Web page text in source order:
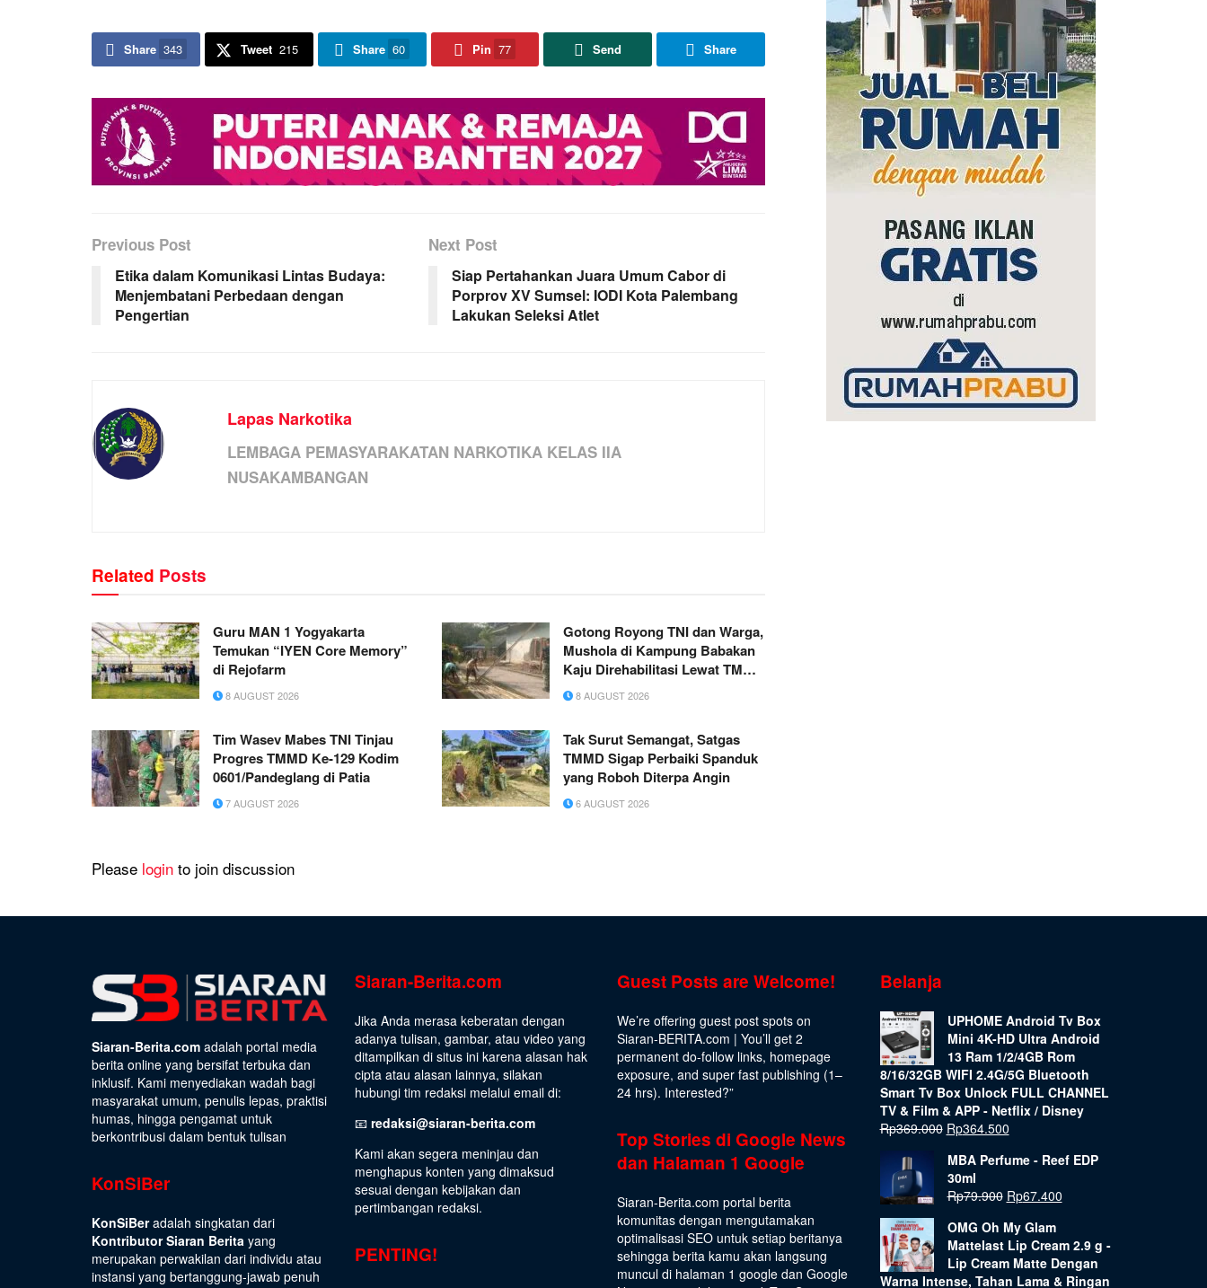
Share 343 Tweet 215 Share 60 Pin 77 Send Share
Previous Post
Etika dalam Komunikasi Lintas Budaya:
Menjembatani Perbedaan dengan
Pengertian
Next Post
Siap Pertahankan Juara Umum Cabor di
Porprov XV Sumsel: IODI Kota Palembang
Lakukan Seleksi Atlet
Lapas Narkotika
LEMBAGA PEMASYARAKATAN NARKOTIKA KELAS IIA
NUSAKAMBANGAN
Related Posts
Guru MAN 1 Yogyakarta
Temukan “IYEN Core Memory”
di Rejofarm
8 AUGUST 2026
Gotong Royong TNI dan Warga,
Mushola di Kampung Babakan
Kaju Direhabilitasi Lewat TMMD
ke-129
8 AUGUST 2026
Tim Wasev Mabes TNI Tinjau
Progres TMMD Ke-129 Kodim
0601/Pandeglang di Patia
7 AUGUST 2026
Tak Surut Semangat, Satgas
TMMD Sigap Perbaiki Spanduk
yang Roboh Diterpa Angin
6 AUGUST 2026
Please login to join discussion
Siaran-Berita.com adalah portal media
berita online yang bersifat terbuka dan
inklusif. Kami menyediakan wadah bagi
masyarakat umum, penulis lepas, praktisi
humas, hingga pengamat untuk
berkontribusi dalam bentuk tulisan
KonSiBer
KonSiBeradalah singkatan dari
Kontributor Siaran Berita yang
merupakan perwakilan dari individu atau
instansi yang bertanggung-jawab penuh
Siaran-Berita.com
Jika Anda merasa keberatan dengan
adanya tulisan, gambar, atau video yang
ditampilkan di situs ini karena alasan hak
cipta atau alasan lainnya, silakan
hubungi tim redaksi melalui email di:
📧 redaksi@siaran-berita.com
Kami akan segera meninjau dan
menghapus konten yang dimaksud
sesuai dengan kebijakan dan
pertimbangan redaksi.
PENTING!
Guest Posts are Welcome!
We’re offering guest post spots on
Siaran-BERITA.com | You’ll get 2
permanent do-follow links, homepage
exposure, and super fast publishing (1–
24 hrs). Interested?”
Top Stories di Google News
dan Halaman 1 Google
Siaran-Berita.com portal berita
komunitas dengan mengutamakan
optimalisasi SEO untuk setiap beritanya
sehingga berita kamu akan langsung
muncul di halaman 1 google dan Google
Belanja
UPHOME Android Tv Box
Mini 4K-HD Ultra Android
13 Ram 1/2/4GB Rom
8/16/32GB WIFI 2.4G/5G Bluetooth
Smart Tv Box Unlock FULL CHANNEL
TV & Film & APP - Netflix / Disney
Rp369.000 Rp364.500
MBA Perfume - Reef EDP
30ml
Rp79.900 Rp67.400
OMG Oh My Glam
Mattelast Lip Cream 2.9 g -
Lip Cream Matte Dengan
Warna Intense, Tahan Lama & Ringan